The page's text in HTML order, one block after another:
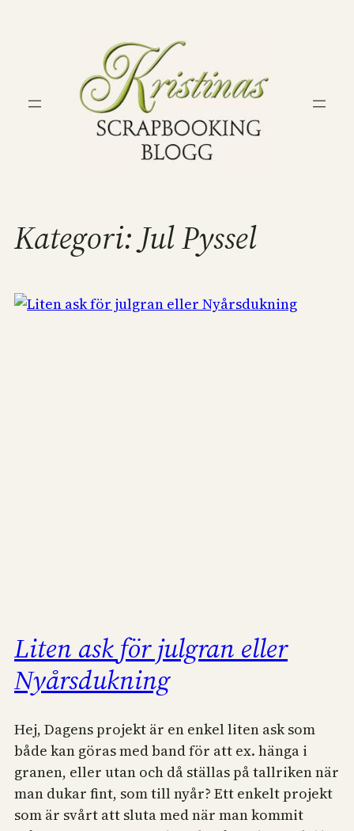
Kategori:Jul Pyssel
Liten ask för julgran eller
Nyårsdukning
Hej, Dagens projekt är en enkel liten ask som
både kan göras med band för att ex. hänga i
granen, eller utan och då ställas på tallriken när
man dukar fint, som till nyår? Ett enkelt projekt
som är svårt att sluta med när man kommit